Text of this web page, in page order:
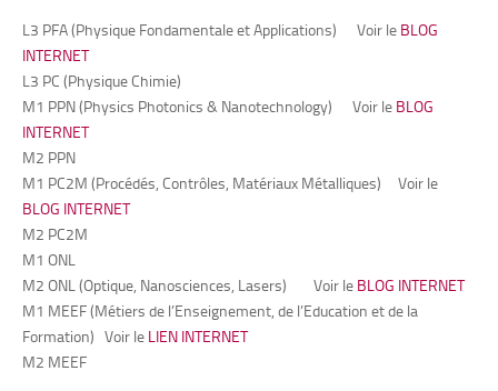
L3 PFA (Physique Fondamentale et Applications) Voir le BLOG
INTERNET
L3 PC (Physique Chimie)
M1 PPN (Physics Photonics & Nanotechnology) Voir le BLOG
INTERNET
M2 PPN
M1 PC2M (Procédés, Contrôles, Matériaux Métalliques) Voir le
BLOG INTERNET
M2 PC2M
M1 ONL
M2 ONL (Optique, Nanosciences, Lasers) Voir le BLOG INTERNET
M1 MEEF (Métiers de l’Enseignement, de l’Education et de la
Formation) Voir le LIEN INTERNET
M2 MEEF